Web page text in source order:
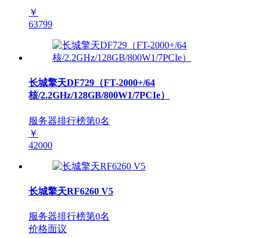
￥
63799
长城擎天DF729（FT-2000+/64
核/2.2GHz/128GB/800W1/7PCIe）
服务器排行榜第0名
￥
42000
长城擎天RF6260 V5
服务器排行榜第0名
价格面议